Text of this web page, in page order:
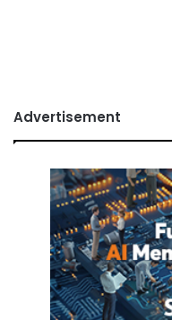
Advertisement